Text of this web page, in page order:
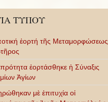
ΤΥΠΟΥ
ἑορτή τῆς Μεταμορφώσεως
ἑορτάσθηκε ἡ Σύναξις
Ἁγίων
μὲ ἐπιτυχία οἱ